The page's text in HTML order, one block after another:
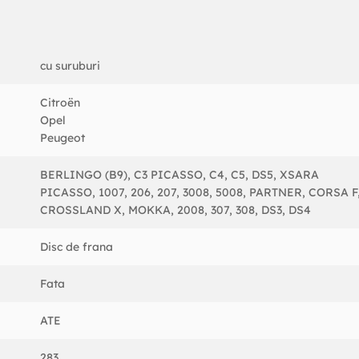
cu suruburi
Citroën
Opel
Peugeot
BERLINGO (B9), C3 PICASSO, C4, C5, DS5, XSARA
PICASSO, 1007, 206, 207, 3008, 5008, PARTNER, CORSA F,
CROSSLAND X, MOKKA, 2008, 307, 308, DS3, DS4
Disc de frana
Fata
ATE